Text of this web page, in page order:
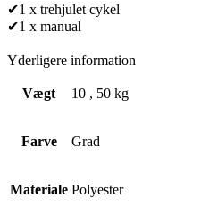
✔1 x trehjulet cykel
✔1 x manual
Yderligere information
Vægt 10 , 50 kg
Farve Grad
Materiale Polyester